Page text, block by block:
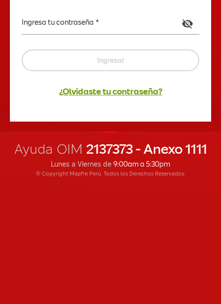
Ingresa tu contraseña visibility_off
ingresar
¿olvidaste tu contraseña?
Ayuda OIM 2137373 - Anexo 1111
Lunes a Viernes de 9:00am a 5:30pm
© Copyright Mapfre Perú. Todos los Derechos Reservados.